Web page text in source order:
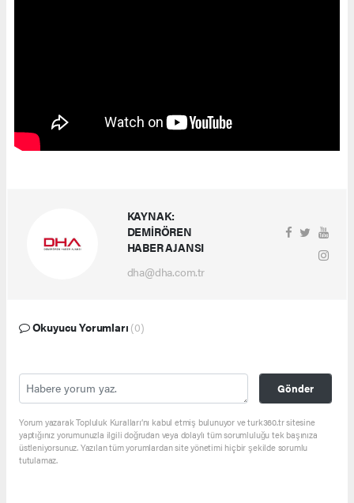
KAYNAK:
DEMİRÖREN
HABER AJANSI
dha@dha.com.tr
Okuyucu Yorumları (0)
Gönder
Yorum yazarak Topluluk Kuralları’nı kabul etmiş bulunuyor ve turk360.tr sitesine
yaptığınız yorumunuzla ilgili doğrudan veya dolaylı tüm sorumluluğu tek başınıza
üstleniyorsunuz. Yazılan tüm yorumlardan site yönetimi hiçbir şekilde sorumlu
tutulamaz.